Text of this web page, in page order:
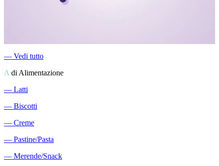
― Vedi tutto
A di Alimentazione
― Latti
― Biscotti
― Creme
― Pastine/Pasta
― Merende/Snack